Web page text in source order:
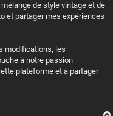
de style vintage et de
et partager mes expériences
modifications, les
à notre passion
plateforme et à partager